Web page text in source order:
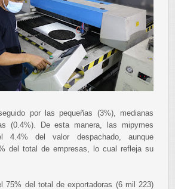
por las pequeñas (3%), medianas
(0.4%). De esta manera, las mipymes
4.4% del valor despachado, aunque
del total de empresas, lo cual refleja su
75% del total de exportadoras (6 mil 223)